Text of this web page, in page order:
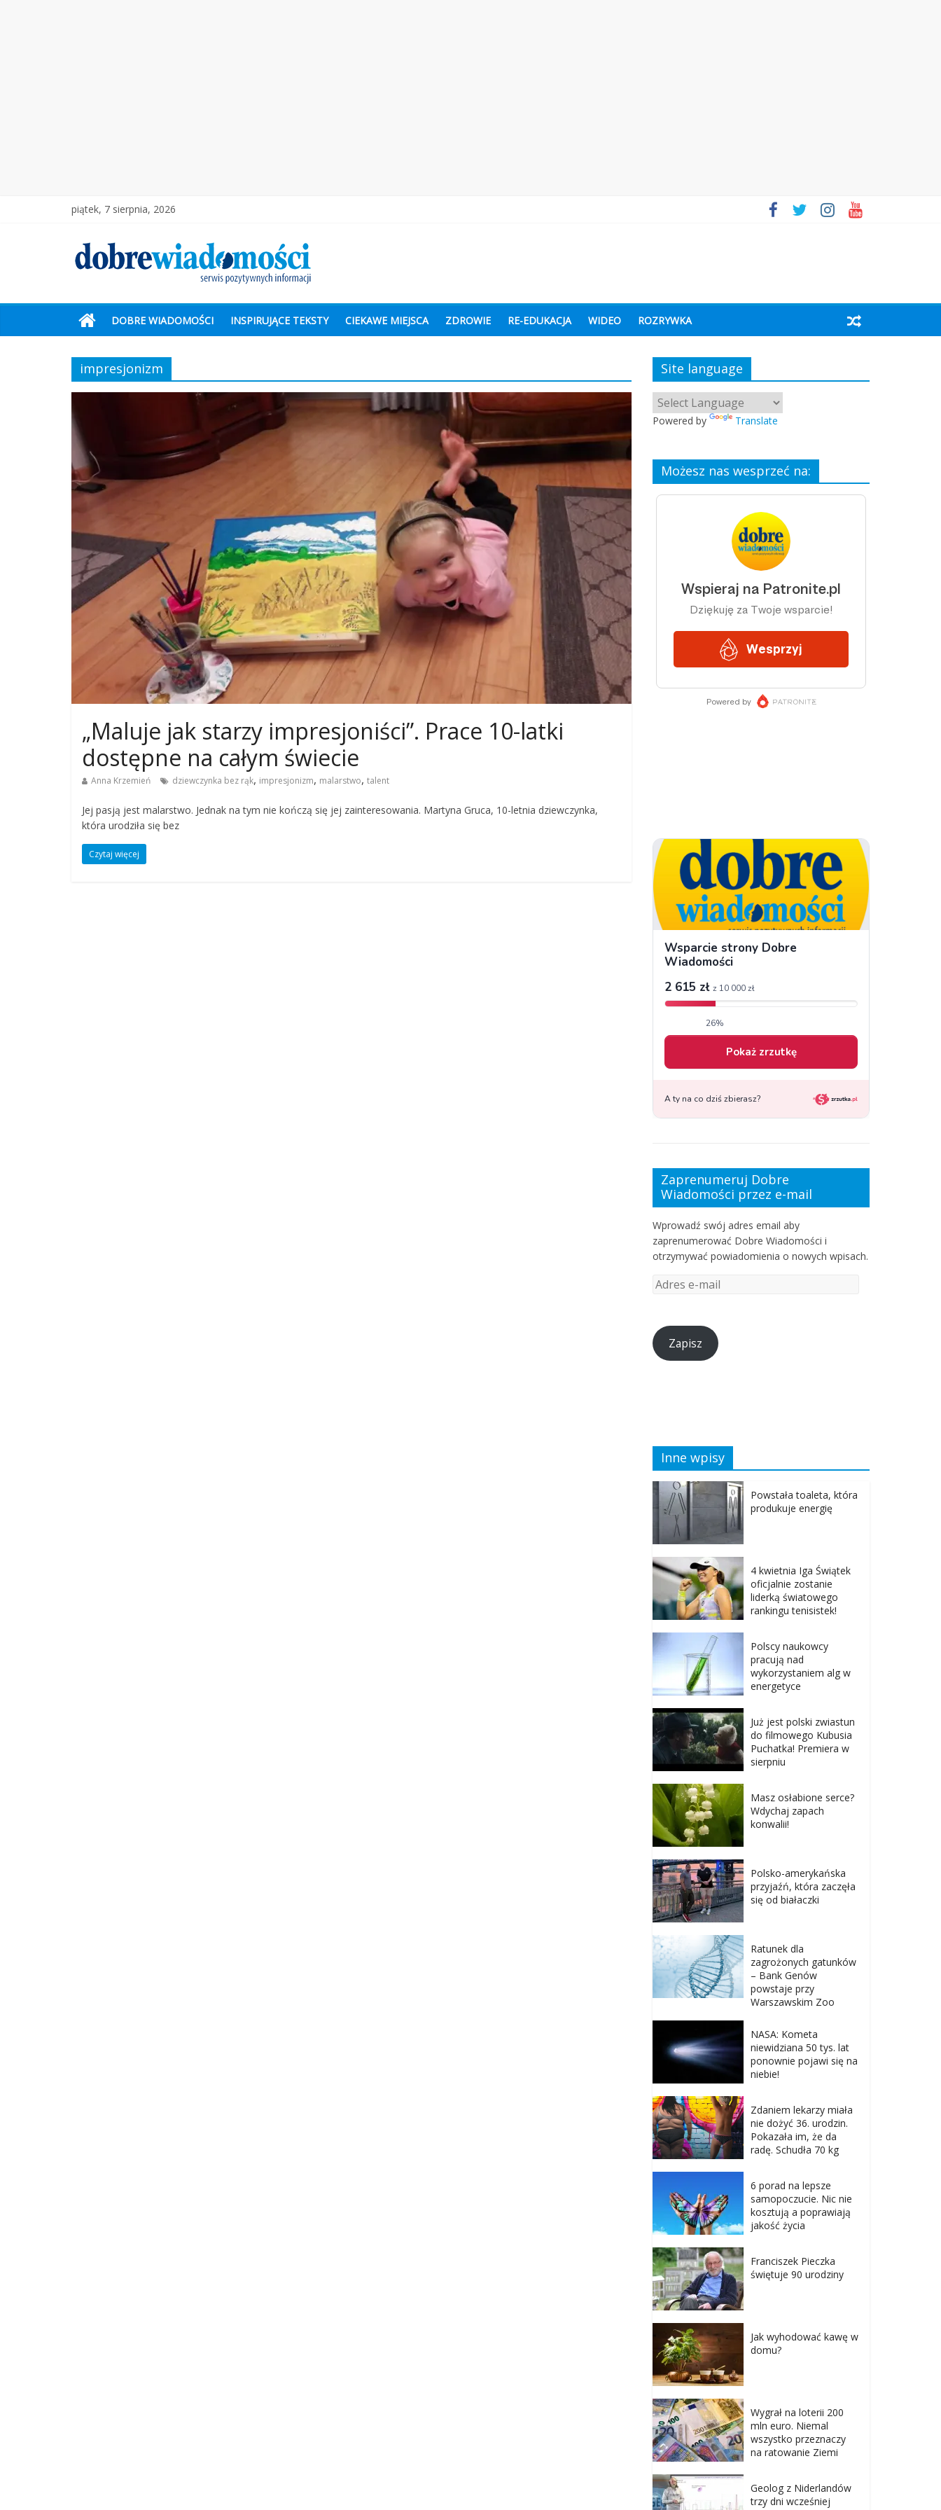
piątek, 7 sierpnia, 2026
DOBRE WIADOMOŚCI INSPIRUJĄCE TEKSTY CIEKAWE MIEJSCA ZDROWIE RE-EDUKACJA WIDEO ROZRYWKA
impresjonizm
„Maluje jak starzy impresjoniści”. Prace 10-latki
dostępne na całym świecie
Anna Krzemień dziewczynka bez rąk, impresjonizm, malarstwo, talent
Jej pasją jest malarstwo. Jednak na tym nie kończą się jej zainteresowania. Martyna Gruca, 10-letnia dziewczynka,
która urodziła się bez
Czytaj więcej
Site language
Powered by Translate
Możesz nas wesprzeć na:
Zaprenumeruj Dobre
Wiadomości przez e-mail
Wprowadź swój adres email aby
zaprenumerować Dobre Wiadomości i
otrzymywać powiadomienia o nowych wpisach.
Zapisz
Inne wpisy
Powstała toaleta, która
produkuje energię
4 kwietnia Iga Świątek
oficjalnie zostanie
liderką światowego
rankingu tenisistek!
Polscy naukowcy
pracują nad
wykorzystaniem alg w
energetyce
Już jest polski zwiastun
do filmowego Kubusia
Puchatka! Premiera w
sierpniu
Masz osłabione serce?
Wdychaj zapach
konwalii!
Polsko-amerykańska
przyjaźń, która zaczęła
się od białaczki
Ratunek dla
zagrożonych gatunków
– Bank Genów
powstaje przy
Warszawskim Zoo
NASA: Kometa
niewidziana 50 tys. lat
ponownie pojawi się na
niebie!
Zdaniem lekarzy miała
nie dożyć 36. urodzin.
Pokazała im, że da
radę. Schudła 70 kg
6 porad na lepsze
samopoczucie. Nic nie
kosztują a poprawiają
jakość życia
Franciszek Pieczka
świętuje 90 urodziny
Jak wyhodować kawę w
domu?
Wygrał na loterii 200
mln euro. Niemal
wszystko przeznaczy
na ratowanie Ziemi
Geolog z Niderlandów
trzy dni wcześniej